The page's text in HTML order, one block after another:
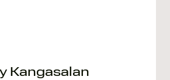
Kangasalan